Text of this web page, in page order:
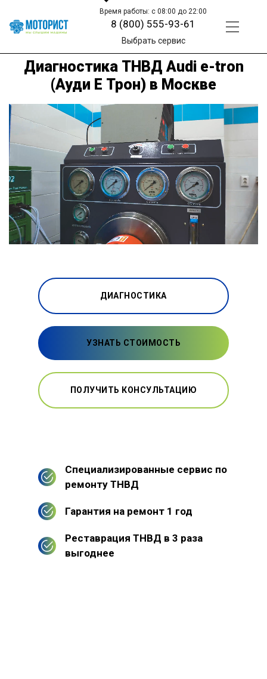
Время работы: с 08:00 до 22:00
8 (800) 555-93-61
Выбрать сервис
Диагностика ТНВД Audi e-tron
(Ауди Е Трон) в Москве
ДИАГНОСТИКА
УЗНАТЬ СТОИМОСТЬ
ПОЛУЧИТЬ КОНСУЛЬТАЦИЮ
Специализированные сервис по
ремонту ТНВД
Гарантия на ремонт 1 год
Реставрация ТНВД в 3 раза
выгоднее